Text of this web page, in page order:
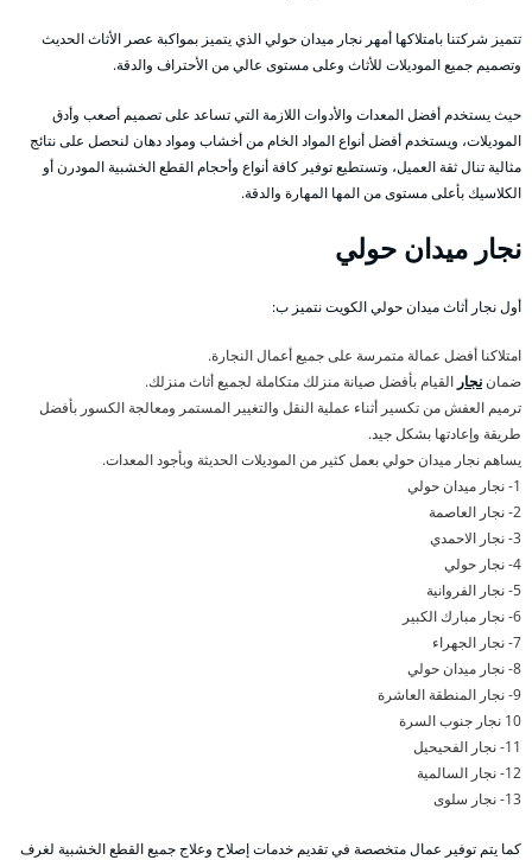
تتميز شركتنا بامتلاكها أمهر نجار ميدان حولي الذي يتميز بمواكبة عصر الأثاث الحديث
وتصميم جميع الموديلات للأثاث وعلى مستوى عالي من الأحتراف والدقة.
حيث يستخدم أفضل المعدات والأدوات اللازمة التي تساعد على تصميم أصعب وأدق
الموديلات، ويستخدم أفضل أنواع المواد الخام من أخشاب ومواد دهان لنحصل على نتائج
مثالية تنال ثقة العميل، وتستطيع توفير كافة أنواع وأحجام القطع الخشبية المودرن أو
الكلاسيك بأعلى مستوى من المها المهارة والدقة.
نجار ميدان حولي
أول نجار أثاث ميدان حولي الكويت نتميز ب:
امتلاكنا أفضل عمالة متمرسة على جميع أعمال النجارة.
ضمان نجار القيام بأفضل صيانة منزلك متكاملة لجميع أثاث منزلك.
ترميم العفش من تكسير أثناء عملية النقل والتغيير المستمر ومعالجة الكسور بأفضل
طريقة وإعادتها بشكل جيد.
يساهم نجار ميدان حولي بعمل كثير من الموديلات الحديثة وبأجود المعدات.
1- نجار ميدان حولي
2- نجار العاصمة
3- نجار الاحمدي
4- نجار حولي
5- نجار الفروانية
6- نجار مبارك الكبير
7- نجار الجهراء
8- نجار ميدان حولي
9- نجار المنطقة العاشرة
10 نجار جنوب السرة
11- نجار الفحيحيل
12- نجار السالمية
13- نجار سلوى
كما يتم توفير عمال متخصصة في تقديم خدمات إصلاح وعلاج جميع القطع الخشبية لغرف